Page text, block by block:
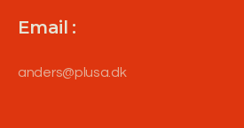
Email :
anders@plusa.dk